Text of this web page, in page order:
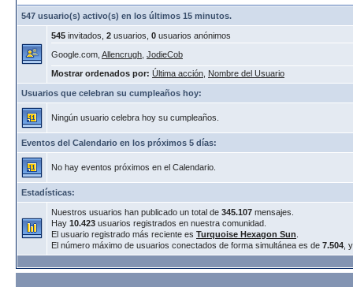
547 usuario(s) activo(s) en los últimos 15 minutos.
545 invitados, 2 usuarios, 0 usuarios anónimos
Google.com, Allencrugh JodieCob
Mostrar ordenados por: Última acción Nombre del Usuario
Usuarios que celebran su cumpleaños hoy:
Ningún usuario celebra hoy su cumpleaños.
Eventos del Calendario en los próximos 5 días:
No hay eventos próximos en el Calendario.
Estadísticas:
Nuestros usuarios han publicado un total de 345.107 mensajes.
Hay 10.423 usuarios registrados en nuestra comunidad.
El usuario registrado más reciente es Turquoise Hexagon Sun
El número máximo de usuarios conectados de forma simultánea es de 7.504 ,